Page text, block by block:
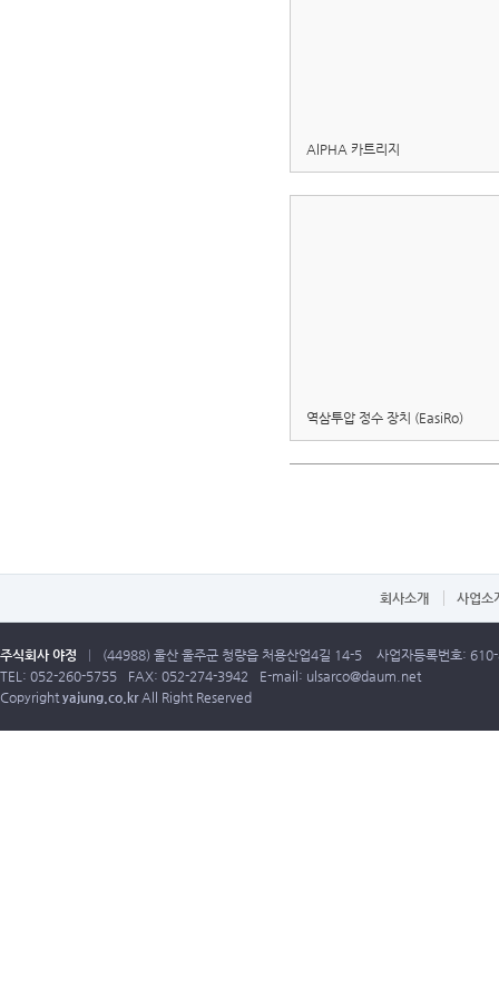
AlPHA 카트리지
역삼투압 정수 장치 (EasiRo)
회사소개 사업소
주식회사 야정 (44988) 울산 울주군 청량읍 처용산업4길 14-5
사업자등록번호:
TEL: 052-260-5755
FAX: 052-274-3942 E-mail: ulsarco@daum.net
Copyright yajung.co.krAll Right Reserved